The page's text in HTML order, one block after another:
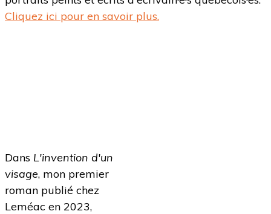
Cliquez ici pour en savoir plus.
Dans L'invention d'un
visage, mon premier
roman publié chez
Leméac en 2023,